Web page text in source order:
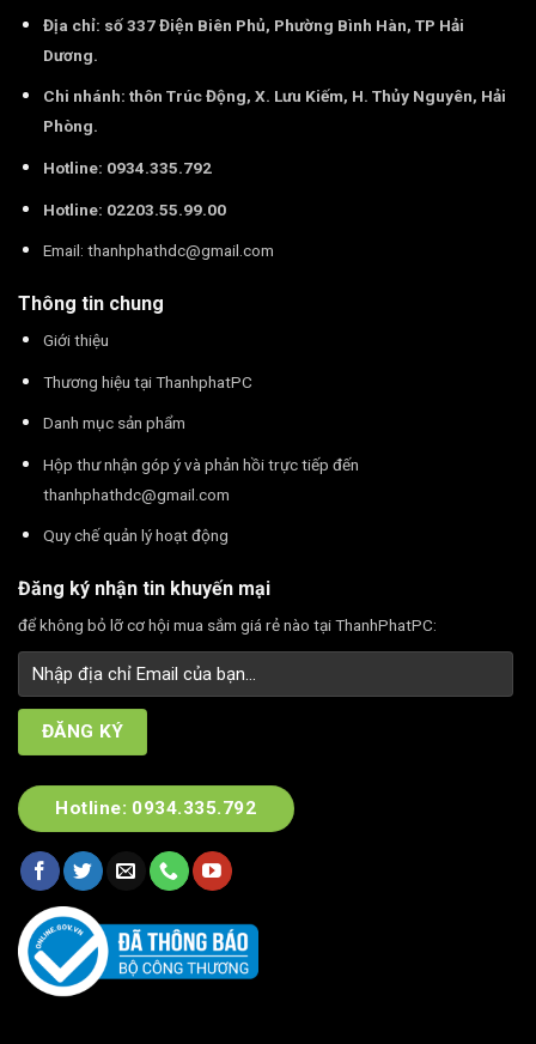
Địa chỉ: số 337 Điện Biên Phủ, Phường Bình Hàn, TP Hải
Dương.
Chi nhánh: thôn Trúc Động, X. Lưu Kiếm, H. Thủy Nguyên, Hải
Phòng.
Hotline: 0934.335.792
Hotline: 02203.55.99.00
Email: thanhphathdc@gmail.com
Thông tin chung
Giới thiệu
Thương hiệu tại ThanhphatPC
Danh mục sản phẩm
Hộp thư nhận góp ý và phản hồi trực tiếp đến
thanhphathdc@gmail.com
Quy chế quản lý hoạt động
Đăng ký nhận tin khuyến mại
để không bỏ lỡ cơ hội mua sắm giá rẻ nào tại ThanhPhatPC:
Hotline: 0934.335.792